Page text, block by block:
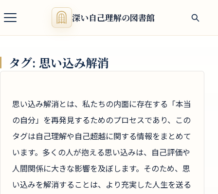
深い自己理解の図書館
タグ: 思い込み解消
思い込み解消とは、私たちの内面に存在する「本当
の自分」を再発見するためのプロセスであり、この
タグは自己理解や自己超越に関する情報をまとめて
います。多くの人が抱える思い込みは、自己評価や
人間関係に大きな影響を及ぼします。そのため、思
い込みを解消することは、より充実した人生を送る